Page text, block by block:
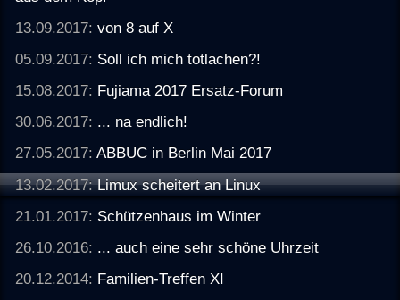
13.09.2017:von 8 auf X
05.09.2017: Soll ich mich totlachen?!
15.08.2017: Fujiama 2017 Ersatz-Forum
30.06.2017: ... na endlich!
27.05.2017:ABBUC in Berlin Mai 2017
13.02.2017:Limux scheitert an Linux
21.01.2017: Schützenhaus im Winter
26.10.2016: ... auch eine sehr schöne Uhrzeit
20.12.2014: Familien-Treffen XI